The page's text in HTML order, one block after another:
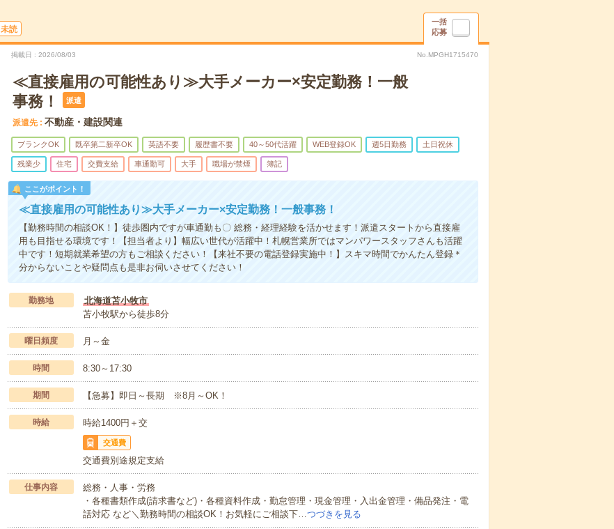
未読
一括
応募
掲載日 2026/08/03 No.MPGH1715470
≪直接雇用の可能性あり≫大手メーカー×安定勤務！一般
事務！
派遣
派遣先 不動産・建設関連
ブランクOK 既卒第二新卒OK 英語不要 履歴書不要 40～50代活躍 WEB登録OK 週5日勤務 土日祝休
残業少 住宅 交費支給 車通勤可 大手 職場が禁煙 簿記
ここがポイント！
≪直接雇用の可能性あり≫大手メーカー×安定勤務！一般事務！
【勤務時間の相談OK！】徒歩圏内ですが車通勤も〇 総務・経理経験を活かせます！派遣スタートから直接雇
用も目指せる環境です！【担当者より】幅広い世代が活躍中！札幌営業所ではマンパワースタッフさんも活躍
中です！短期就業希望の方もご相談ください！【来社不要の電話登録実施中！】スキマ時間でかんたん登録＊
分からないことや疑問点も是非お伺いさせてください！
勤務地
北海道苫小牧市
苫小牧駅から徒歩8分
曜日頻度 月～金
時間 8:30～17:30
期間 【急募】即日～長期 ※8月～OK！
時給 時給1400円＋交
交通費
交通費別途規定支給
仕事内容
総務・人事・労務
・各種書類作成(請求書など)・各種資料作成・勤怠管理・現金管理・入出金管理・備品発注・電
話対応 など＼勤務時間の相談OK！お気軽にご相談下… つづきを見る